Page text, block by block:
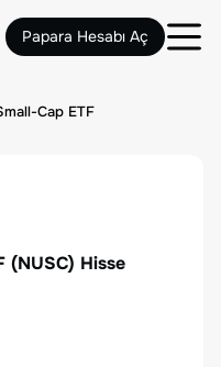
Papara Hesabı Aç
Cap ETF
(NUSC) Hisse